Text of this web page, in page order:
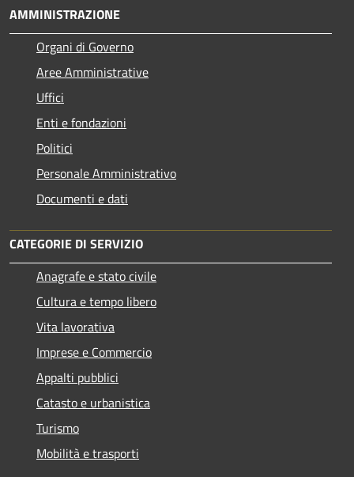
AMMINISTRAZIONE
Organi di Governo
Aree Amministrative
Uffici
Enti e fondazioni
Politici
Personale Amministrativo
Documenti e dati
CATEGORIE DI SERVIZIO
Anagrafe e stato civile
Cultura e tempo libero
Vita lavorativa
Imprese e Commercio
Appalti pubblici
Catasto e urbanistica
Turismo
Mobilità e trasporti